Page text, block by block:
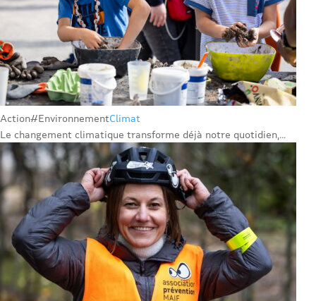
Action#EnvironnementClimat
Le changement climatique transforme déjà notre quotidien,...